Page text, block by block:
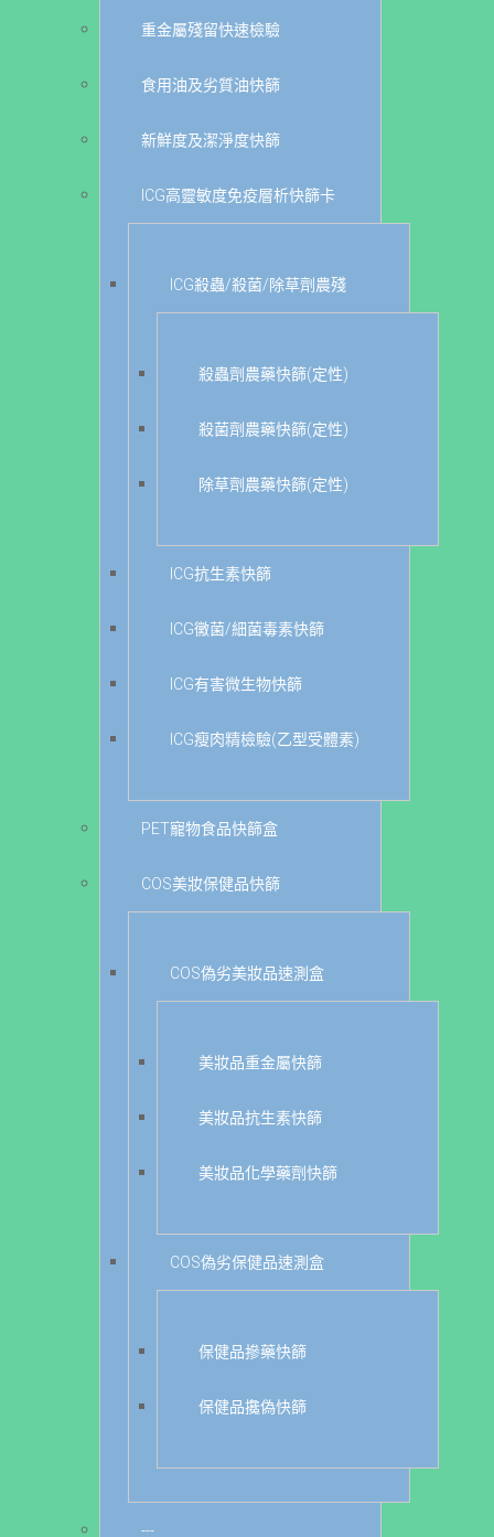
重金屬殘留快速檢驗
食用油及劣質油快篩
新鮮度及潔淨度快篩
ICG高靈敏度免疫層析快篩卡
ICG殺蟲/殺菌/除草劑農殘
殺蟲劑農藥快篩(定性)
殺菌劑農藥快篩(定性)
除草劑農藥快篩(定性)
ICG抗生素快篩
ICG黴菌/細菌毒素快篩
ICG有害微生物快篩
ICG瘦肉精檢驗(乙型受體素)
PET寵物食品快篩盒
COS美妝保健品快篩
COS偽劣美妝品速測盒
美妝品重金屬快篩
美妝品抗生素快篩
美妝品化學藥劑快篩
COS偽劣保健品速測盒
保健品摻藥快篩
保健品攙偽快篩
---